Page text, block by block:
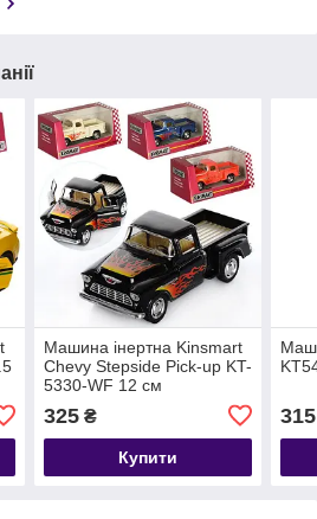
Машина інертна Kinsmart
Chevy Stepside Pick-up KT-
5330-WF 12 см
325₴
Купити
315